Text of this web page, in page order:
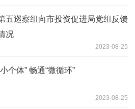
五巡察组向市投资促进局党组反馈
况
2023-08-25
个体” 畅通“微循环”
2023-08-25